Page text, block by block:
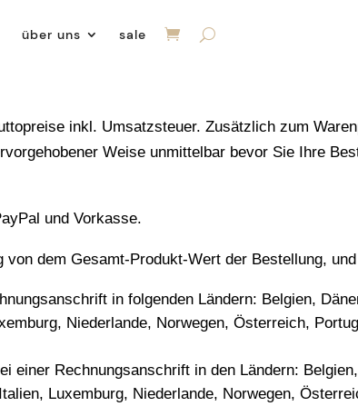
über uns sale
inkl. Umsatzsteuer. Zusätzlich zum
Weise unmittelbar bevor Sie Ihre
und Vorkasse.
dem Gesamt-Produkt-Wert der Bestellung,
in folgenden Ländern: Belgien,
Niederlande, Norwegen, Österreich,
einer Rechnungsanschrift in den Ländern:
Luxemburg, Niederlande, Norwegen,